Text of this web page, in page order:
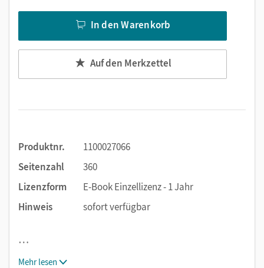
In den Warenkorb
Auf den Merkzettel
Produktnr.
1100027066
Seitenzahl
360
Lizenzform
E-Book Einzellizenz - 1 Jahr
Hinweis
sofort verfügbar
…
Mehr lesen